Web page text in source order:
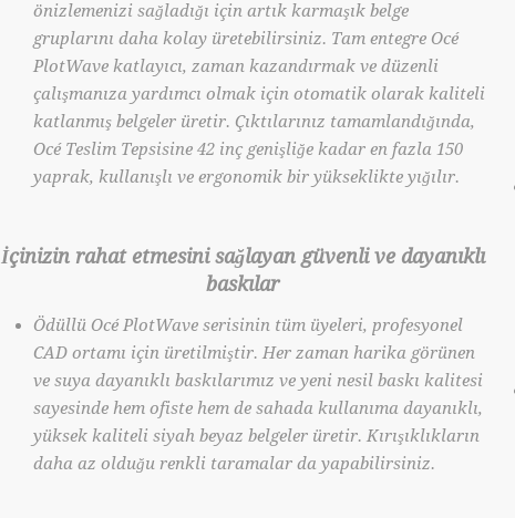
önizlemenizi sağladığı için artık karmaşık belge
gruplarını daha kolay üretebilirsiniz. Tam entegre Océ
PlotWave katlayıcı, zaman kazandırmak ve düzenli
çalışmanıza yardımcı olmak için otomatik olarak kaliteli
katlanmış belgeler üretir. Çıktılarınız tamamlandığında,
Océ Teslim Tepsisine 42 inç genişliğe kadar en fazla 150
yaprak, kullanışlı ve ergonomik bir yükseklikte yığılır.
İçinizin rahat etmesini sağlayan güvenli ve dayanıklı
baskılar
Ödüllü Océ PlotWave serisinin tüm üyeleri, profesyonel
CAD ortamı için üretilmiştir. Her zaman harika görünen
ve suya dayanıklı baskılarımız ve yeni nesil baskı kalitesi
sayesinde hem ofiste hem de sahada kullanıma dayanıklı,
yüksek kaliteli siyah beyaz belgeler üretir. Kırışıklıkların
daha az olduğu renkli taramalar da yapabilirsiniz.